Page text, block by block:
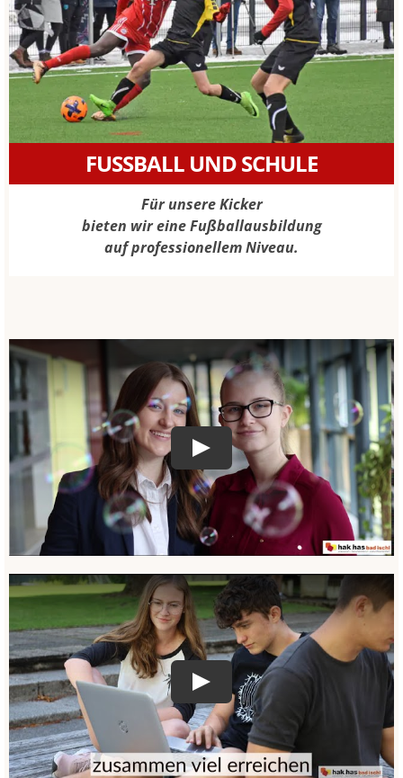
FUSSBALL UND SCHULE
Für unsere Kicker
bieten wir eine Fußballausbildung
auf professionellem Niveau.
Play
Play